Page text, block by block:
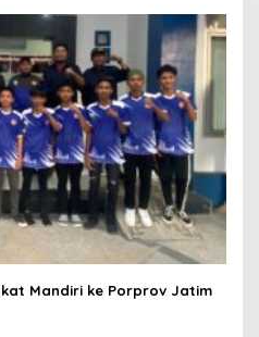
Mandiri ke Porprov Jatim